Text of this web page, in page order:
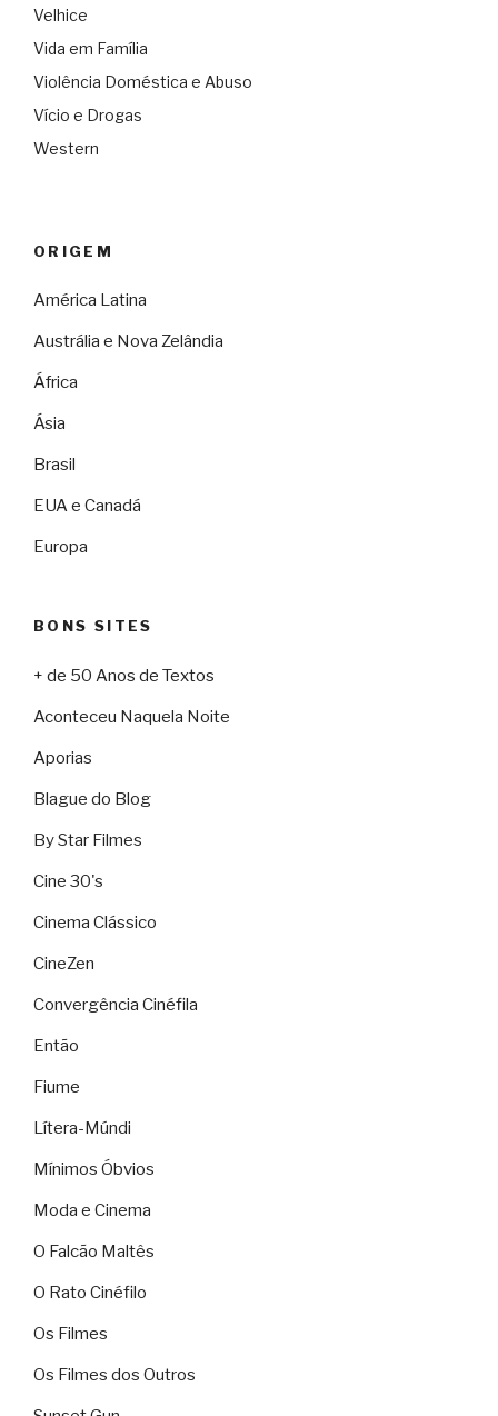
Velhice
Vida em Família
Violência Doméstica e Abuso
Vício e Drogas
Western
ORIGEM
América Latina
Austrália e Nova Zelândia
África
Ásia
Brasil
EUA e Canadá
Europa
BONS SITES
+ de 50 Anos de Textos
Aconteceu Naquela Noite
Aporias
Blague do Blog
By Star Filmes
Cine 30's
Cinema Clássico
CineZen
Convergência Cinéfila
Então
Fiume
Lítera-Múndi
Mínimos Óbvios
Moda e Cinema
O Falcão Maltês
O Rato Cinéfilo
Os Filmes
Os Filmes dos Outros